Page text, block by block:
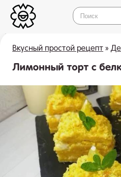
Вкусный простой рецепт »
Лимонный торт с